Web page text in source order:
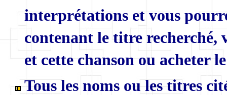
interprétations et vous
contenant le titre recherché,
et cette chanson ou acheter
Tous les noms ou les titres